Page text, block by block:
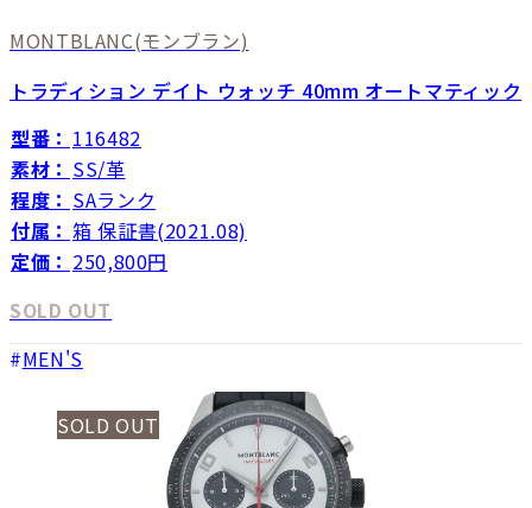
MONTBLANC(モンブラン)
トラディション デイト ウォッチ 40mm オートマティック
型番： 116482
素材： SS/革
程度： SAランク
付属： 箱 保証書(2021.08)
定価： 250,800円
SOLD OUT
MEN'S
SOLD OUT